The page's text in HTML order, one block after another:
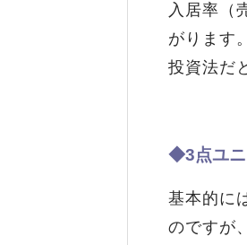
入居率（
がります
投資法だ
◆3点ユニ
基本的に
のですが